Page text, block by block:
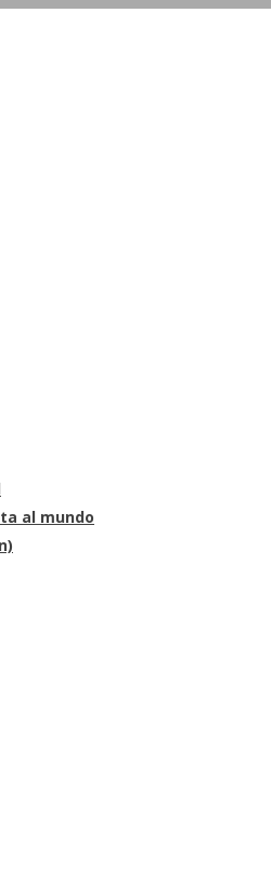
al mundo